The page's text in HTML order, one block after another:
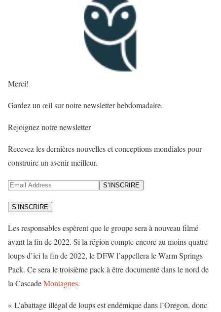
Merci!
Gardez un œil sur notre newsletter hebdomadaire.
Rejoignez notre newsletter
Recevez les dernières nouvelles et conceptions mondiales pour
construire un avenir meilleur.
S’INSCRIRE
S’INSCRIRE
Les responsables espèrent que le groupe sera à nouveau filmé
avant la fin de 2022. Si la région compte encore au moins quatre
loups d’ici la fin de 2022, le DFW l’appellera le Warm Springs
Pack. Ce sera le troisième pack à être documenté dans le nord de
la CascadeMontagnes.
« L’abattage illégal de loups est endémique dans l’Oregon, donc